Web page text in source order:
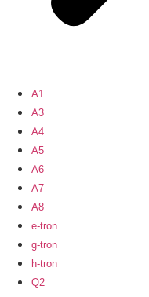
A1
A3
A4
A5
A6
A7
A8
e-tron
g-tron
h-tron
Q2